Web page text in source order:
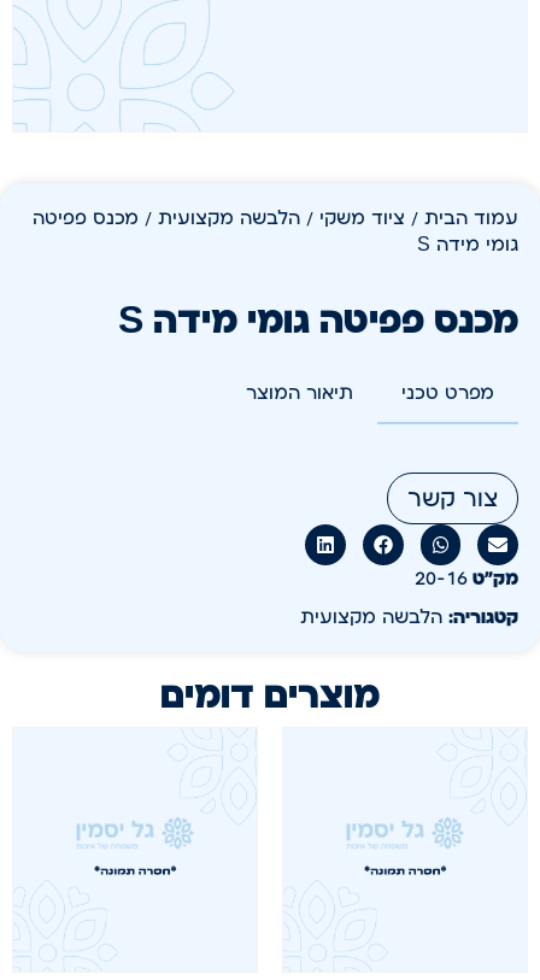
עמוד הבית / ציוד משקי / הלבשה מקצועית / מכנס פפיטה
גומי מידה S
מכנס פפיטה גומי מידה S
מפרט טכני תיאור המוצר
צור קשר
מק״ט 20-16
קטגוריה: הלבשה מקצועית
מוצרים דומים